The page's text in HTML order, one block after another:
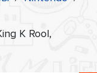
K Rool,